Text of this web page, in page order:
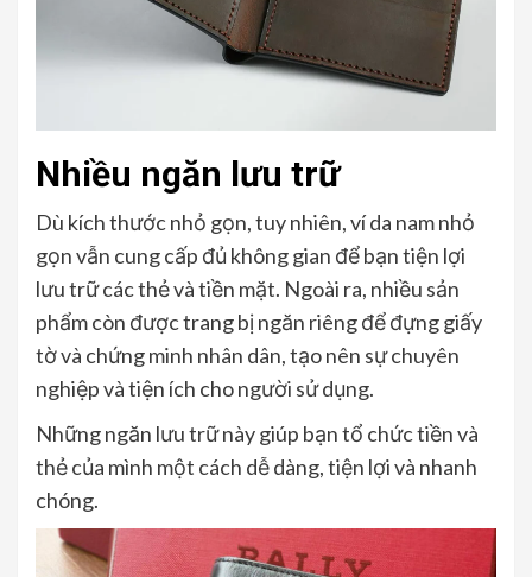
Nhiều ngăn lưu trữ
Dù kích thước nhỏ gọn, tuy nhiên, ví da nam nhỏ
gọn vẫn cung cấp đủ không gian để bạn tiện lợi
lưu trữ các thẻ và tiền mặt. Ngoài ra, nhiều sản
phẩm còn được trang bị ngăn riêng để đựng giấy
tờ và chứng minh nhân dân, tạo nên sự chuyên
nghiệp và tiện ích cho người sử dụng.
Những ngăn lưu trữ này giúp bạn tổ chức tiền và
thẻ của mình một cách dễ dàng, tiện lợi và nhanh
chóng.